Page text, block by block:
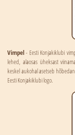
Vimpel- Eesti Konjakiklubi
lehed, alaosas üheksast
keskel aukohal asetseb
Eesti Konjakiklubi logo.